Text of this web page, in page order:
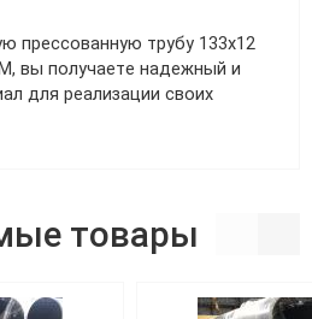
прессованную трубу 133х12
вы получаете надежный и
для реализации своих
товары